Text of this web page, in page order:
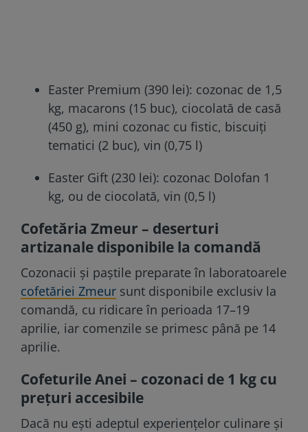
Easter Premium (390 lei): cozonac de 1,5
kg, macarons (15 buc), ciocolată de casă
(450 g), mini cozonac cu fistic, biscuiți
tematici (2 buc), vin (0,75 l)
Easter Gift (230 lei): cozonac Dolofan 1
kg, ou de ciocolată, vin (0,5 l)
Cofetăria Zmeur – deserturi
artizanale disponibile la comandă
Cozonacii și paștile preparate în laboratoarele
cofetăriei Zmeur sunt disponibile exclusiv la
comandă, cu ridicare în perioada 17–19
aprilie, iar comenzile se primesc până pe 14
aprilie.
Cofeturile Anei – cozonaci de 1 kg cu
prețuri accesibile
Dacă nu ești adeptul experiențelor culinare și